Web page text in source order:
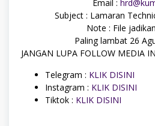
Email :
Subject : Lamaran
Note : File
Paling lambat 26
JANGAN LUPA FOLLOW MEDIA
Telegram : KLIK DISINI
Instagram : KLIK DISINI
Tiktok : KLIK DISINI